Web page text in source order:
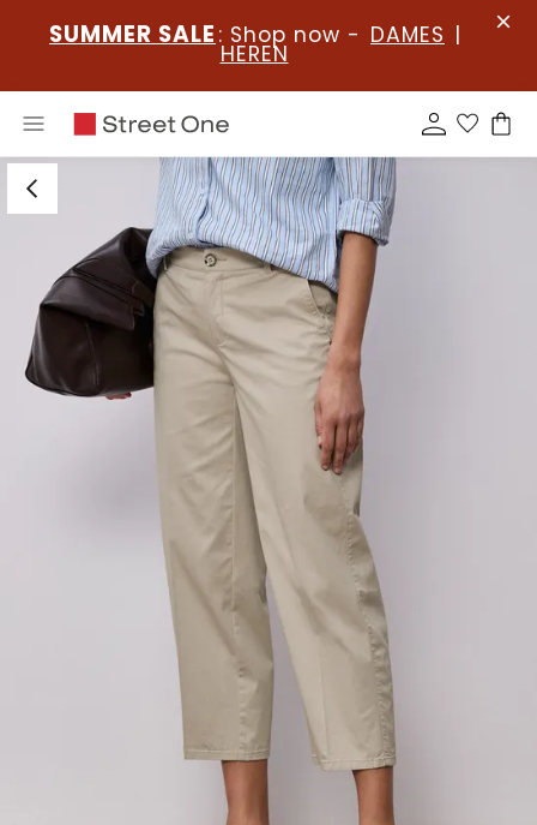
SUMMER SALE : Shop now - DAMES |
HEREN